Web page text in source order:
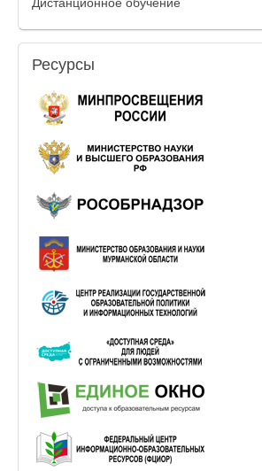
Ресурсы